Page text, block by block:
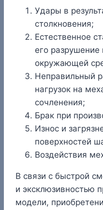
Удары в
столкновения;
Естественное
его
окружающей
Неправильный
нагрузок на
сочленения;
Брак при
Износ и
поверхностей
Воздействия
В связи с быстрой
и эксклюзивностью
модели,